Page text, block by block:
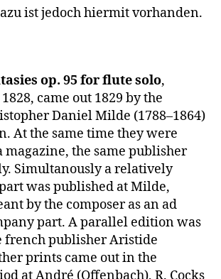
ist jedoch hiermit vorhanden.
op. 95 for flute solo,
came out 1829 by the
Daniel Milde (1788–1864)
At the same time they were
magazine, the same publisher
Simultanously a relatively
was published at Milde,
by the composer as an ad
part. A parallel edition was
french publisher Aristide
prints came out in the